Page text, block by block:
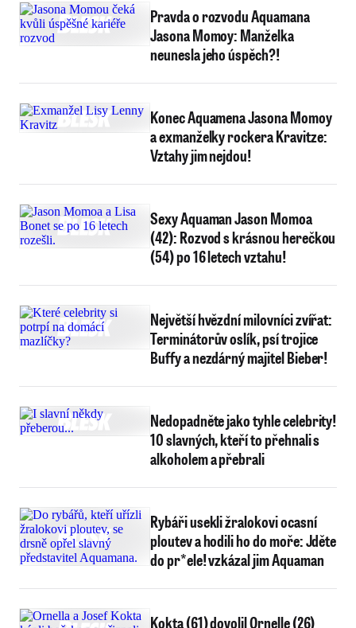
Pravda o rozvodu Aquamana
Jasona Momoy: Manželka
neunesla jeho úspěch?!
Konec Aquamena Jasona Momoy
a exmanželky rockera Kravitze:
Vztahy jim nejdou!
Sexy Aquaman Jason Momoa
(42): Rozvod s krásnou herečkou
(54) po 16 letech vztahu!
Největší hvězdní milovníci zvířat:
Terminátorův oslík, psí trojice
Buffy a nezdárný majitel Bieber!
Nedopadněte jako tyhle celebrity!
10 slavných, kteří to přehnali s
alkoholem a přebrali
Rybáři usekli žralokovi ocasní
ploutev a hodili ho do moře: Jděte
do pr*ele! vzkázal jim Aquaman
Kokta (61) dovolil Ornelle (26)